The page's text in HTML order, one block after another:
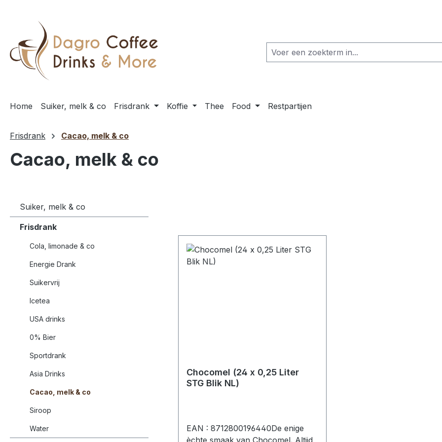
Home Suiker, melk & co Frisdrank Koffie Thee Food Restpartijen
Frisdrank Cacao, melk & co
Cacao, melk & co
Suiker, melk & co
Frisdrank
Cola, limonade & co
Energie Drank
Suikervrij
Icetea
USA drinks
0% Bier
Sportdrank
Asia Drinks
Cacao, melk & co
Siroop
Water
Chocomel (24 x 0,25 Liter
STG Blik NL)
EAN : 8712800196440De enige
èchte smaak van Chocomel. Altijd